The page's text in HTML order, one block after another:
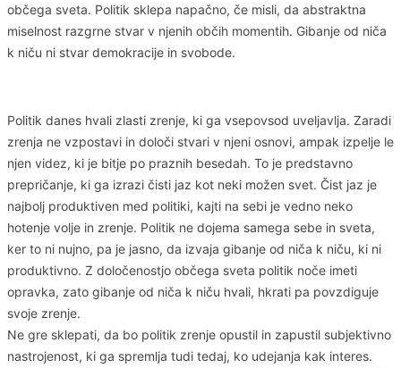
občega sveta. Politik sklepa napačno, če misli, da abstraktna
miselnost razgrne stvar v njenih občih momentih. Gibanje od niča
k niču ni stvar demokracije in svobode.
Politik danes hvali zlasti zrenje, ki ga vsepovsod uveljavlja. Zaradi
zrenja ne vzpostavi in določi stvari v njeni osnovi, ampak izpelje le
njen videz, ki je bitje po praznih besedah. To je predstavno
prepričanje, ki ga izrazi čisti jaz kot neki možen svet. Čist jaz je
najbolj produktiven med politiki, kajti na sebi je vedno neko
hotenje volje in zrenje. Politik ne dojema samega sebe in sveta,
ker to ni nujno, pa je jasno, da izvaja gibanje od niča k niču, ki ni
produktivno. Z določenostjo občega sveta politik noče imeti
opravka, zato gibanje od niča k niču hvali, hkrati pa povzdiguje
svoje zrenje.
Ne gre sklepati, da bo politik zrenje opustil in zapustil subjektivno
nastrojenost, ki ga spremlja tudi tedaj, ko udejanja kak interes.